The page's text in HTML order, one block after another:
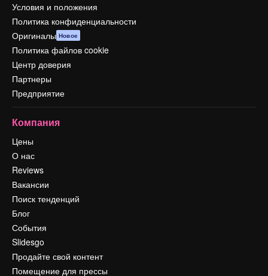
Условия и положения
Политика конфиденциальности
Оригиналы Новое
Политика файлов cookie
Центр доверия
Партнеры
Предприятие
Компания
Цены
О нас
Reviews
Вакансии
Поиск тенденций
Блог
События
Slidesgo
Продайте свой контент
Помещение для прессы